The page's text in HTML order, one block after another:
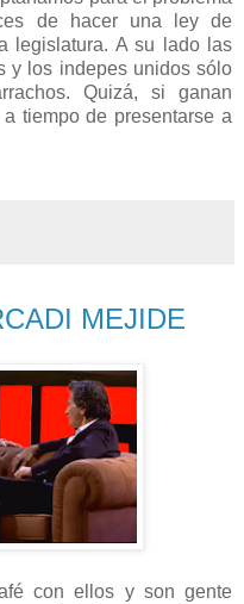
de hacer una ley de
legislatura. A su lado las
y los indepes unidos sólo
Quizá, si ganan
tiempo de presentarse a
MEJIDE
con ellos y son gente